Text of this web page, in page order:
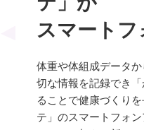
スマートフ
体重や体組成データ
切な情報を記録でき
ることで健康づくり
テ」のスマートフォ